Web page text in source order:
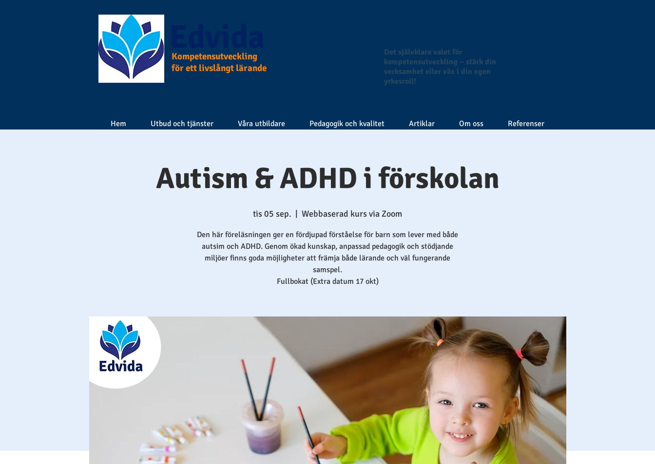
Kompetensutveckling
för ett livslångt lärande
Det självklara valet för
kompetensutveckling – stärk din
verksamhet eller väx i din egen
yrkesroll!
Hem Utbud och tjänster Våra utbildare Pedagogik och kvalitet Artiklar Om oss Referenser
Autism & ADHD i förskolan
tis 05 sep. Webbaserad kurs via Zoom
Den här föreläsningen ger en fördjupad förståelse för barn som lever med både
autsim och ADHD. Genom ökad kunskap, anpassad pedagogik och stödjande
miljöer finns goda möjligheter att främja både lärande och väl fungerande
samspel.
Fullbokat (Extra datum 17 okt)